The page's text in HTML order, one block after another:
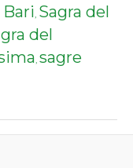
, Sagra del
del
, sagre